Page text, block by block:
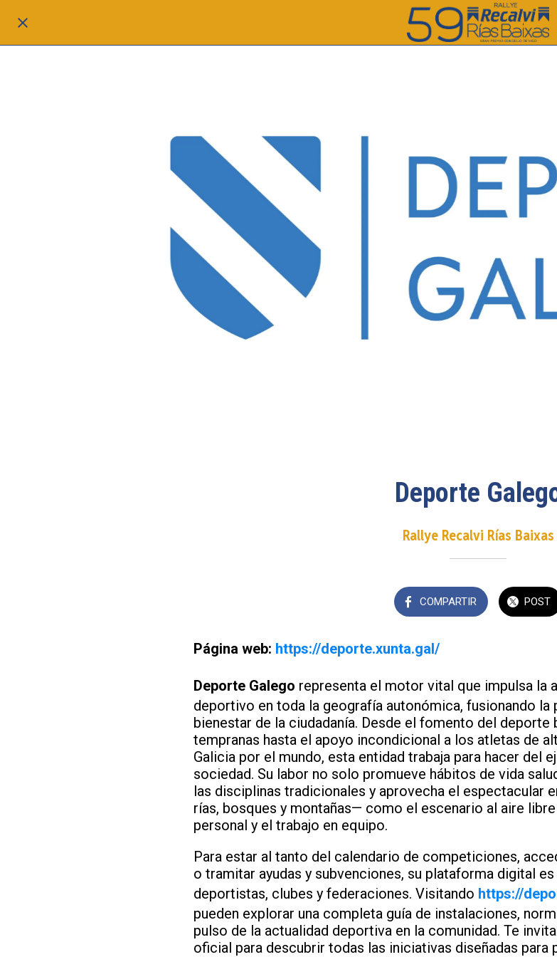
Deporte
Rallye Recalvi Rías Baixas
COMPARTIR POST
Página web: https://deporte.xunta.gal/
Deporte Galego representa el motor vital que impulsa la
deportivo en toda la geografía autonómica, fusionando
bienestar de la ciudadanía. Desde el fomento del deporte
tempranas hasta el apoyo incondicional a los atletas de
Galicia por el mundo, esta entidad trabaja para hacer del
sociedad. Su labor no solo promueve hábitos de vida
las disciplinas tradicionales y aprovecha el espectacular
rías, bosques y montañas— como el escenario al aire
personal y el trabajo en equipo.
Para estar al tanto del calendario de competiciones,
o tramitar ayudas y subvenciones, su plataforma digital
deportistas, clubes y federaciones. Visitando https://
pueden explorar una completa guía de instalaciones,
pulso de la actualidad deportiva en la comunidad. Te
oficial para descubrir todas las iniciativas diseñadas